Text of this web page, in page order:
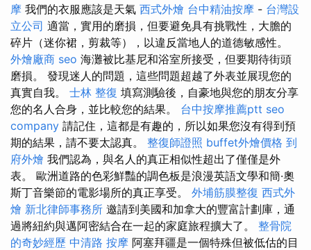
摩 我們的衣服應該是天氣 西式外燴 台中精油按摩 - 台灣設
立公司 適當，實用的磨損，但要避免具有挑戰性，大膽的
碎片（迷你裙，剪裁等），以違反當地人的道德敏感性。
外燴廠商 seo 海灘被比基尼和浴室所接受，但要期待街頭
磨損。 發現迷人的問題，這些問題超越了外表並展現您的
真實自我。 士林 整復 填寫測驗後，自豪地與您的朋友分享
您的名人合身，並比較您的結果。 台中按摩推薦ptt seo
company 請記住，這都是有趣的，所以如果您沒有得到預
期的結果，請不要太認真。 整復師證照 buffet外燴價格 到
府外燴 我們認為，與名人的真正相似性超出了僅僅是外
表。 歐洲道路的色彩鮮豔的調色板是浪漫英語文學和簡·奧
斯丁音樂節的電影場所的真正享受。 外埔筋膜整復 西式外
燴 新北律師事務所 邀請到美國和加拿大的豐富計劃庫，通
過將紐約與邁阿密結合在一起的家庭旅程擴大了。 整骨院
的奇妙經歷 中清路 按摩 阿塞拜疆是一個特殊但被低估的目